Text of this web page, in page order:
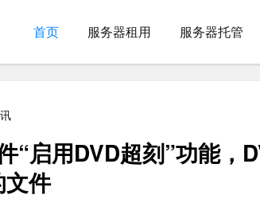
首页 服务器租用 服务器托管
“启用DVD超刻”功能，
件